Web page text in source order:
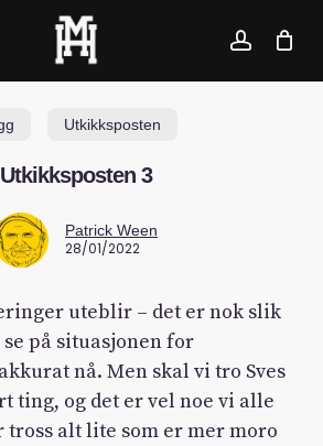
account
Utkikksposten
Utkikksposten 3
Patrick Ween
28/01/2022
uteblir – det er nok slik
på situasjonen for
nå. Men skal vi tro Sves
ting, og det er vel noe vi alle
tross alt lite som er mer moro